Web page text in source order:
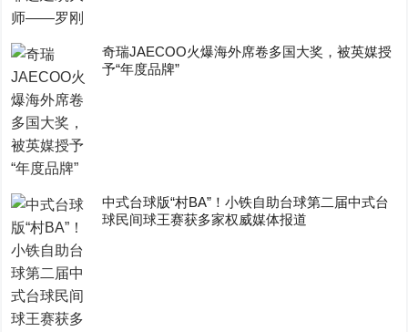
奇瑞JAECOO火爆海外席卷多国大奖，被英媒授
予“年度品牌”
中式台球版“村BA”！小铁自助台球第二届中式台
球民间球王赛获多家权威媒体报道